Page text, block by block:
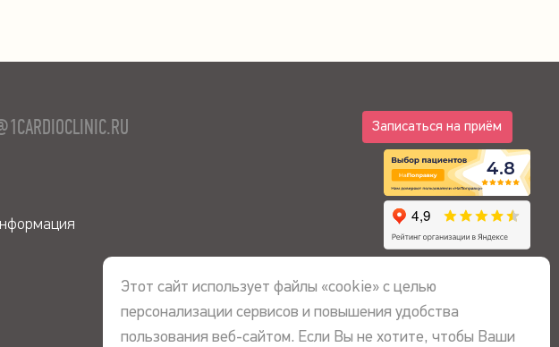
Записаться на приём
4.8
Этот сайт использует файлы «cookie» с целью
персонализации сервисов и повышения удобства
пользования веб-сайтом. Если Вы не хотите, чтобы Ваши